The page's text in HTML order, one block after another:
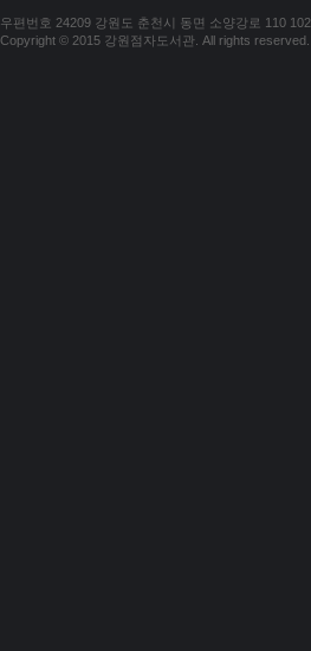
우편번호 24209 강원도 춘천시 동면 소양강로 110
Copyright © 2015 강원점자도서관. All rights reserved.